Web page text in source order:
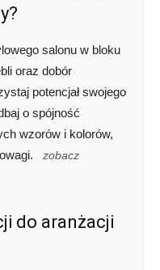
salonu w bloku
oraz dobór
potencjał swojego
o spójność
wzorów i kolorów,
zobacz
do aranżacji